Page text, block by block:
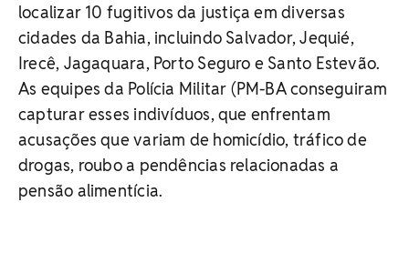
localizar 10 fugitivos da justiça em diversas
cidades da Bahia, incluindo Salvador, Jequié,
Irecê, Jagaquara, Porto Seguro e Santo Estevão.
As equipes da Polícia Militar (PM-BA conseguiram
capturar esses indivíduos, que enfrentam
acusações que variam de homicídio, tráfico de
drogas, roubo a pendências relacionadas a
pensão alimentícia.